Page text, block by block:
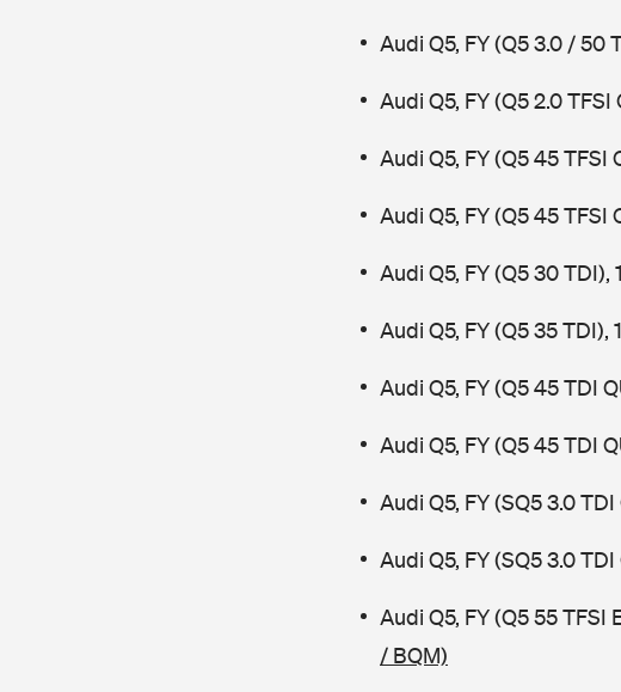
Audi Q5, FY (Q5 3.0 / 50
Audi Q5, FY (Q5 2.0 TFSI
Audi Q5, FY (Q5 45 TFSI
Audi Q5, FY (Q5 45 TFSI
Audi Q5, FY (Q5 30
Audi Q5, FY (Q5 35
Audi Q5, FY (Q5 45 TDI
Audi Q5, FY (Q5 45 TDI
Audi Q5, FY (SQ5 3.0
Audi Q5, FY (SQ5 3.0
Audi Q5, FY (Q5 55 TFSI
/ BQM)